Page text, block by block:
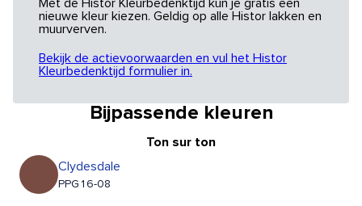
Met de Histor Kleurbedenktijd kun je gratis een
nieuwe kleur kiezen. Geldig op alle Histor lakken en
muurverven.
Bekijk de actievoorwaarden en vul het Histor
Kleurbedenktijd formulier in.
Bijpassende kleuren
Ton sur ton
Clydesdale
PPG16-08